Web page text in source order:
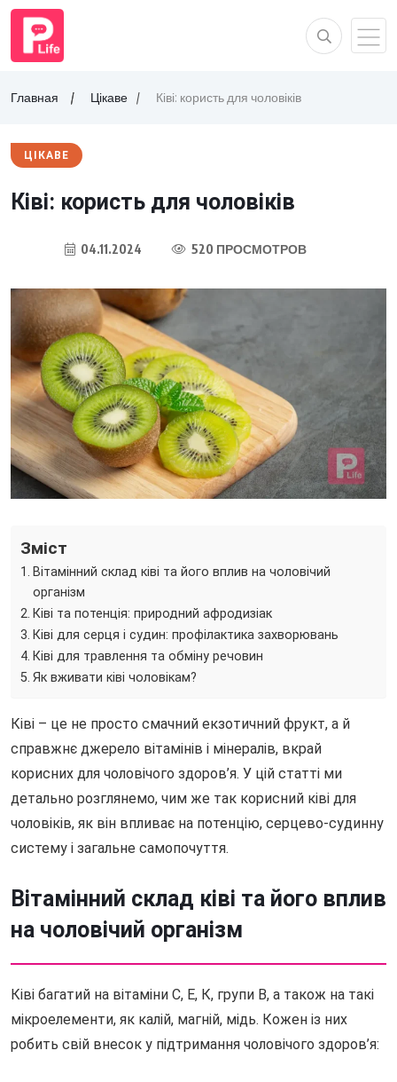
Главная Цікаве Ківі: користь для чоловіків
ЦІКАВЕ
Ківі: користь для чоловіків
04.11.2024 520 ПРОСМОТРОВ
Зміст
Вітамінний склад ківі та його вплив на чоловічий
організм
Ківі та потенція: природний афродизіак
Ківі для серця і судин: профілактика захворювань
Ківі для травлення та обміну речовин
Як вживати ківі чоловікам?
Ківі – це не просто смачний екзотичний фрукт, а й
справжнє джерело вітамінів і мінералів, вкрай
корисних для чоловічого здоров’я. У цій статті ми
детально розглянемо, чим же так корисний ківі для
чоловіків, як він впливає на потенцію, серцево-судинну
систему і загальне самопочуття.
Вітамінний склад ківі та його вплив
на чоловічий організм
Ківі багатий на вітаміни С, Е, К, групи В, а також на такі
мікроелементи, як калій, магній, мідь. Кожен із них
робить свій внесок у підтримання чоловічого здоров’я: